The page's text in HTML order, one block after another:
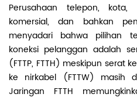
Perusahaan telepon,
komersial, dan bahkan
menyadari bahwa pilihan
koneksi pelanggan adalah
(FTTP, FTTH) meskipun serat
ke nirkabel (FTTW) masih
Jaringan FTTH